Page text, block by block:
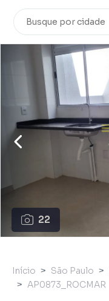
22
Início São Paulo
AP0873_ROCMAR